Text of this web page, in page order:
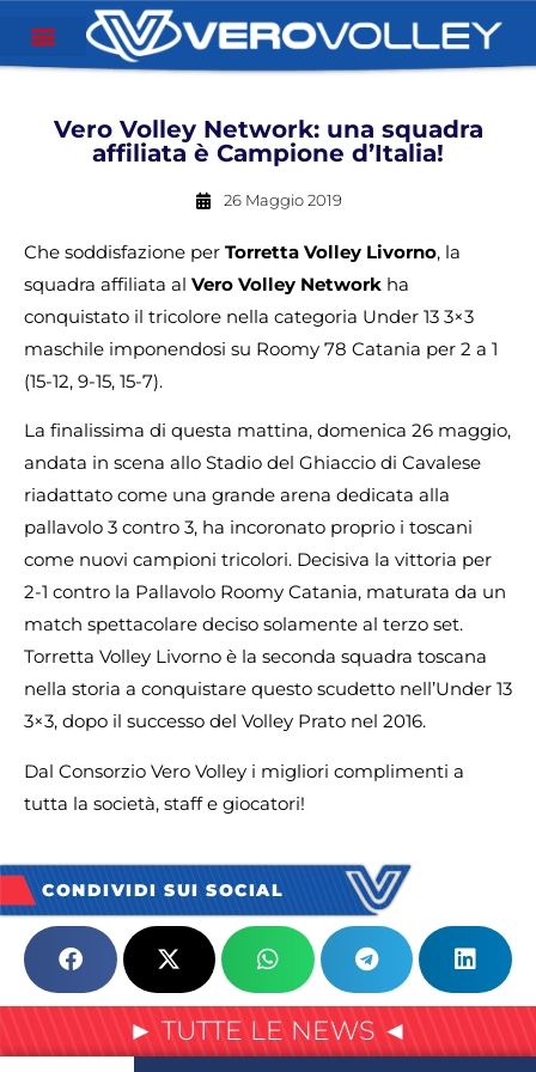
Vero Volley Network: una squadra
affiliata è Campione d’Italia!
26 Maggio 2019
Che soddisfazione per Torretta Volley Livorno, la
squadra affiliata al Vero Volley Network ha
conquistato il tricolore nella categoria Under 13 3×3
maschile imponendosi su Roomy 78 Catania per 2 a 1
(15-12, 9-15, 15-7).
La finalissima di questa mattina, domenica 26 maggio,
andata in scena allo Stadio del Ghiaccio di Cavalese
riadattato come una grande arena dedicata alla
pallavolo 3 contro 3, ha incoronato proprio i toscani
come nuovi campioni tricolori. Decisiva la vittoria per
2-1 contro la Pallavolo Roomy Catania, maturata da un
match spettacolare deciso solamente al terzo set.
Torretta Volley Livorno è la seconda squadra toscana
nella storia a conquistare questo scudetto nell’Under 13
3×3, dopo il successo del Volley Prato nel 2016.
Dal Consorzio Vero Volley i migliori complimenti a
tutta la società, staff e giocatori!
CONDIVIDI SUI SOCIAL
► TUTTE LE NEWS ◄